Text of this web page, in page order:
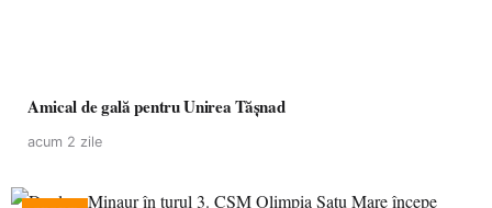
Amical de gală pentru Unirea Tășnad
acum 2 zile